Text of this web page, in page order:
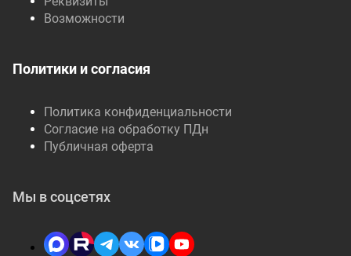
Возможности
Политики и согласия
Политика конфиденциальности
Согласие на обработку ПДн
Публичная оферта
Мы в соцсетях